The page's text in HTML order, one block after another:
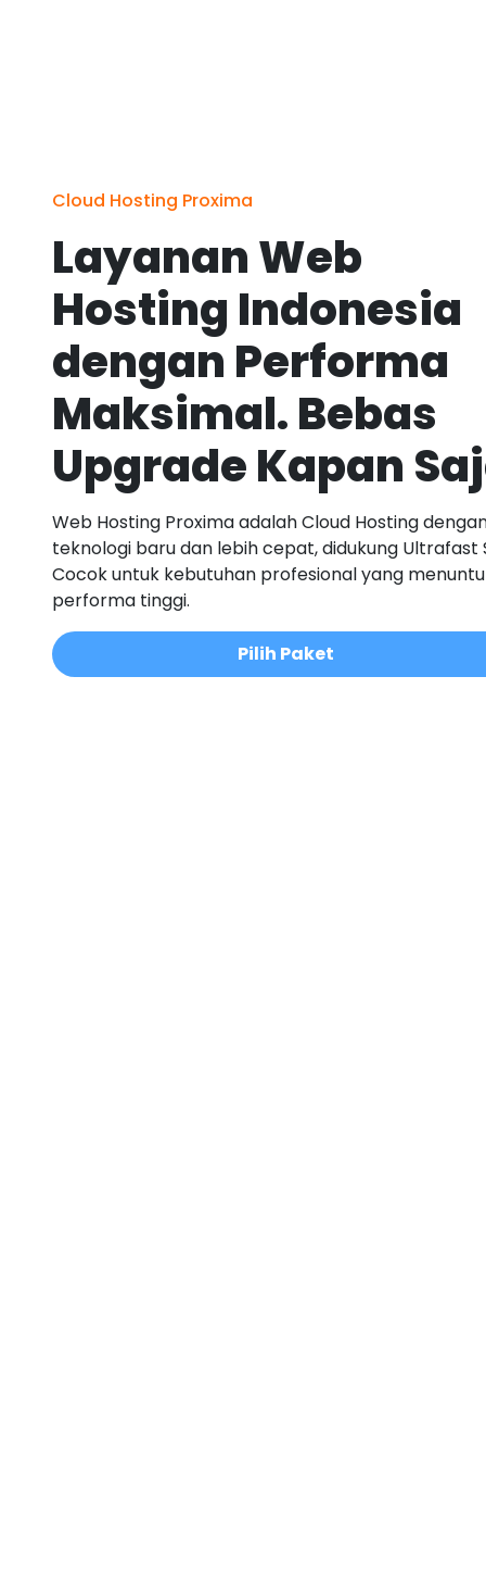
Cloud Hosting Proxima
Layanan Web
Hosting Indonesia
dengan Performa
Maksimal. Bebas
Upgrade Kapan
Web Hosting Proxima adalah Cloud Hosting
teknologi baru dan lebih cepat, didukung Ultrafast
Cocok untuk kebutuhan profesional yang
performa tinggi.
Pilih Paket